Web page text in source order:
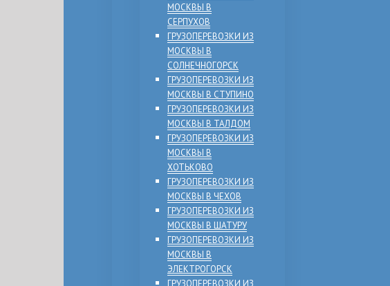
МОСКВЫ В
СЕРПУХОВ
ГРУЗОПЕРЕВОЗКИ ИЗ
МОСКВЫ В
СОЛНЕЧНОГОРСК
ГРУЗОПЕРЕВОЗКИ ИЗ
МОСКВЫ В СТУПИНО
ГРУЗОПЕРЕВОЗКИ ИЗ
МОСКВЫ В ТАЛДОМ
ГРУЗОПЕРЕВОЗКИ ИЗ
МОСКВЫ В
ХОТЬКОВО
ГРУЗОПЕРЕВОЗКИ ИЗ
МОСКВЫ В ЧЕХОВ
ГРУЗОПЕРЕВОЗКИ ИЗ
МОСКВЫ В ШАТУРУ
ГРУЗОПЕРЕВОЗКИ ИЗ
МОСКВЫ В
ЭЛЕКТРОГОРСК
ГРУЗОПЕРЕВОЗКИ ИЗ